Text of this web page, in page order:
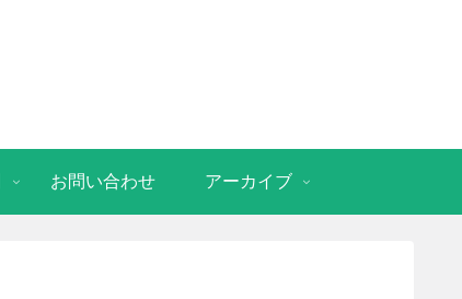
お問い合わせ アーカイブ